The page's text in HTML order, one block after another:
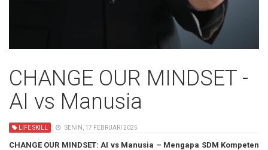
CHANGE OUR MINDSET -
AI vs Manusia
LIFE SKILL SENIN, 17 FEBRUARI 2025
CHANGE OUR MINDSET:AI vs Manusia – Mengapa SDM Kompeten